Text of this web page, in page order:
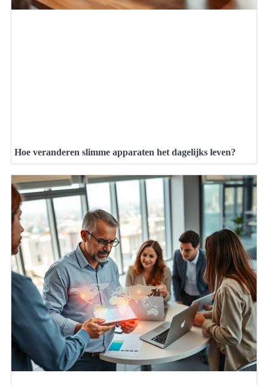
Hoe veranderen slimme apparaten het dagelijks leven?